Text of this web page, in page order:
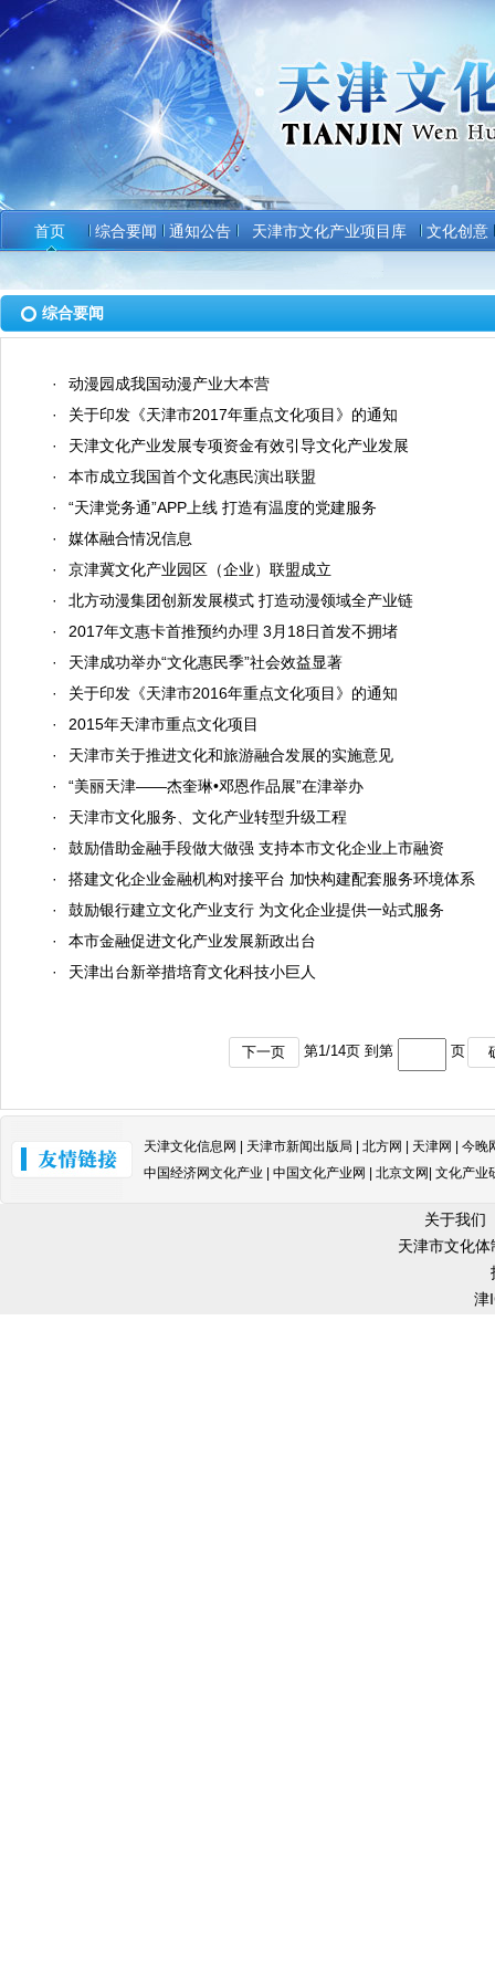
首页 综合要闻 通知公告 天津市文化产业项目库 文化创意
综合要闻
·
动漫园成我国动漫产业大本营
·
关于印发《天津市2017年重点文化项目》的通知
·
天津文化产业发展专项资金有效引导文化产业发展
·
本市成立我国首个文化惠民演出联盟
·
“天津党务通”APP上线 打造有温度的党建服务
·
媒体融合情况信息
·
京津冀文化产业园区（企业）联盟成立
·
北方动漫集团创新发展模式 打造动漫领域全产业链
·
2017年文惠卡首推预约办理 3月18日首发不拥堵
·
天津成功举办“文化惠民季”社会效益显著
·
关于印发《天津市2016年重点文化项目》的通知
·
2015年天津市重点文化项目
·
天津市关于推进文化和旅游融合发展的实施意见
·
“美丽天津——杰奎琳•邓恩作品展”在津举办
·
天津市文化服务、文化产业转型升级工程
·
鼓励借助金融手段做大做强 支持本市文化企业上市融资
·
搭建文化企业金融机构对接平台 加快构建配套服务环境体系
·
鼓励银行建立文化产业支行 为文化企业提供一站式服务
·
本市金融促进文化产业发展新政出台
·
天津出台新举措培育文化科技小巨人
下一页 第1/14页 到第 页
天津文化信息网 | 天津市新闻出版局 | 北方网 | 天津网 | 今
中国经济网文化产业 | 中国文化产业网 | 北京文网| 文化产
关于我们
天津市文化
津